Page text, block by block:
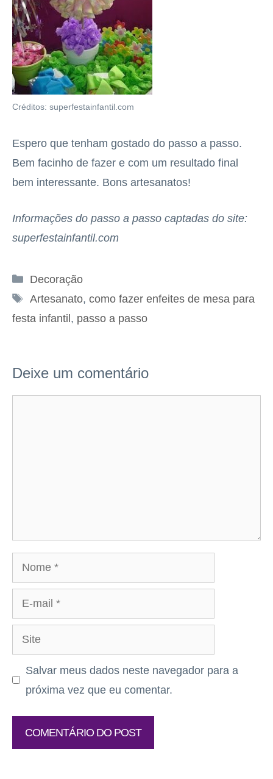
Créditos: superfestainfantil.com
Espero que tenham gostado do passo a passo.
Bem facinho de fazer e com um resultado final
bem interessante. Bons artesanatos!
Informações do passo a passo captadas do site:
superfestainfantil.com
Categorias
Decoração
Tags
Artesanato, como fazer enfeites de mesa para
festa infantil, passo a passo
Deixe um comentário
Nome
mail
Site
Salvar meus dados neste navegador para a
próxima vez que eu comentar.